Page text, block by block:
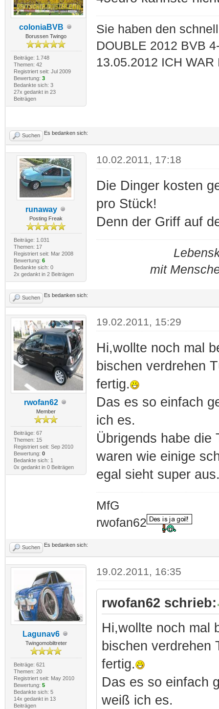
coloniaBVB
Borussen Twingo
Beiträge: 1.748
Themen: 42
Registriert seit: Jul 2009
Bewertung: 3
Bedankte sich: 3
27x gedankt in 23
Beiträgen
Sie haben den
DOUBLE 2012 BVB
13.05.2012 ICH WAR
Suchen Es bedanken sich:
runaway
Posting Freak
Beiträge: 1.031
Themen: 17
Registriert seit: Mar 2008
Bewertung: 6
Bedankte sich: 0
2x gedankt in 2 Beiträgen
10.02.2011, 17:18
Die Dinger kosten
pro Stück!
Denn der Griff auf
mit
Suchen Es bedanken sich:
rwofan62
Member
Beiträge: 67
Themen: 15
Registriert seit: Sep 2010
Bewertung: 0
Bedankte sich: 1
0x gedankt in 0 Beiträgen
19.02.2011, 15:29
Hi,wollte noch mal
bischen verdrehen
fertig.
Das es so einfach
ich es.
Übrigends habe die
waren wie einige
egal sieht super
MfG
rwofan62
Suchen Es bedanken sich:
Lagunav6
Twingomobiltreter
Beiträge: 621
Themen: 20
Registriert seit: May 2010
Bewertung: 5
Bedankte sich: 5
14x gedankt in 13
Beiträgen
19.02.2011, 16:35
rwofan62 schrieb:
Hi,wollte noch mal
bischen verdrehen
fertig.
Das es so einfach
weiß ich es.